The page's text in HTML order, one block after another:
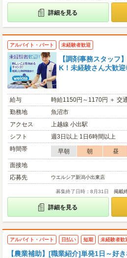
詳細を見る
アルバイト・パート 未経験者歓迎
【調剤事務スタッフ
K！未経験さん大歓
給与
時給1150円～1170円 ＋ 交
勤務地
魚沼市
アクセス
上越線 小出駅
シフト
週3日以上 1日6時間以上
時間帯
早朝 朝 昼
面接地
応募先
ウエルシア新潟小出東店
募集終了日時：8月31日 掲載
詳細を見る
アルバイト・パート 日払い 短期 未経験者歓
【農業補助】[職業紹介]単発1日～好